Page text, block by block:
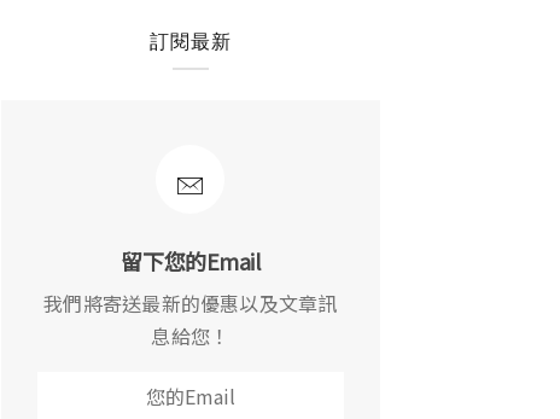
訂閱最新
留下您的Email
我們將寄送最新的優惠以及文章訊
息給您！